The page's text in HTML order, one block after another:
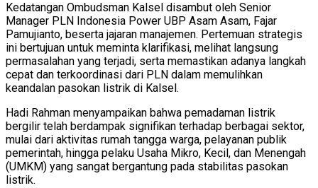
Kedatangan Ombudsman Kalsel disambut oleh Senior
Manager PLN Indonesia Power UBP Asam Asam, Fajar
Pamujianto, beserta jajaran manajemen. Pertemuan strategis
ini bertujuan untuk meminta klarifikasi, melihat langsung
permasalahan yang terjadi, serta memastikan adanya langkah
cepat dan terkoordinasi dari PLN dalam memulihkan
keandalan pasokan listrik di Kalsel.
Hadi Rahman menyampaikan bahwa pemadaman listrik
bergilir telah berdampak signifikan terhadap berbagai sektor,
mulai dari aktivitas rumah tangga warga, pelayanan publik
pemerintah, hingga pelaku Usaha Mikro, Kecil, dan Menengah
(UMKM) yang sangat bergantung pada stabilitas pasokan
listrik.